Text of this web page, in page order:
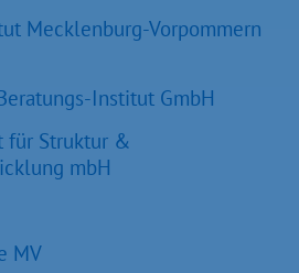
Mecklenburg-Vorpommern
Institut GmbH
für Struktur &
mbH
MV